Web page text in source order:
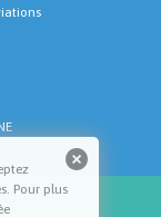
Pour plus